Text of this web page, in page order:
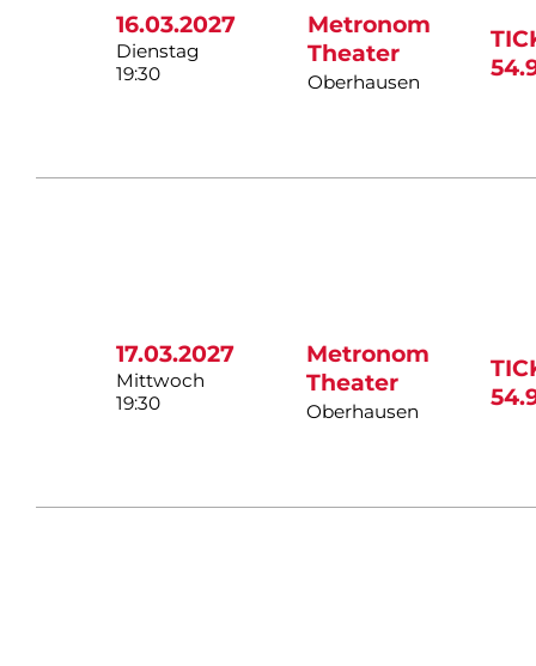
16.03.2027
Dienstag
19:30
Metronom
Theater
Oberhausen
17.03.2027
Mittwoch
19:30
Metronom
Theater
Oberhausen